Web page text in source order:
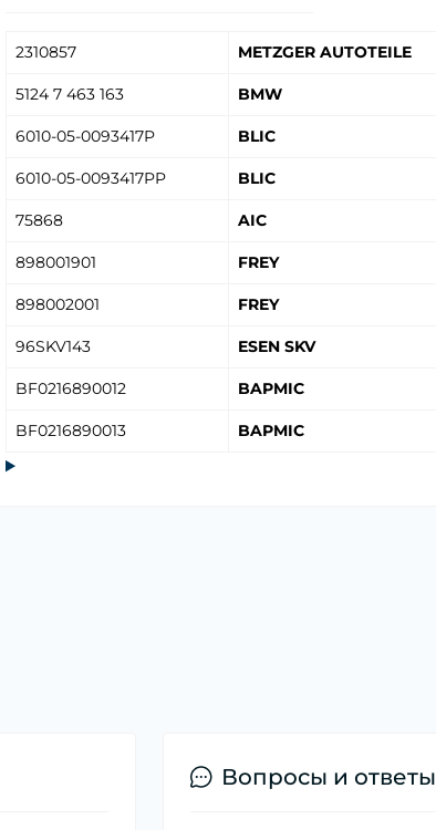
2310857 METZGER AUTOTEILE
5124 7 463 163 BMW
6010-05-0093417P BLIC
6010-05-0093417PP BLIC
75868 AIC
898001901 FREY
898002001 FREY
96SKV143 ESEN SKV
BF0216890012 BAPMIC
BF0216890013 BAPMIC
Вопросы и ответы